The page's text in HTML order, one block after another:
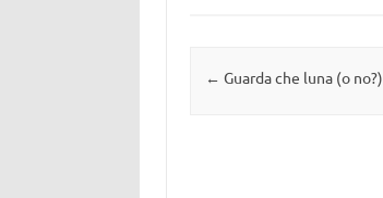
Navigazione articolo
← Guarda che luna (o no?)